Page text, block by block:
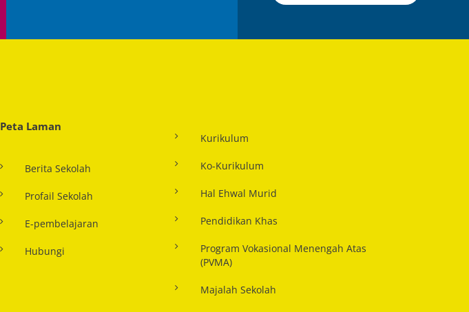
Peta Laman
Berita Sekolah
Profail Sekolah
E-pembelajaran
Hubungi
Kurikulum
Ko-Kurikulum
Hal Ehwal Murid
Pendidikan Khas
Program Vokasional Menengah Atas
(PVMA)
Majalah Sekolah